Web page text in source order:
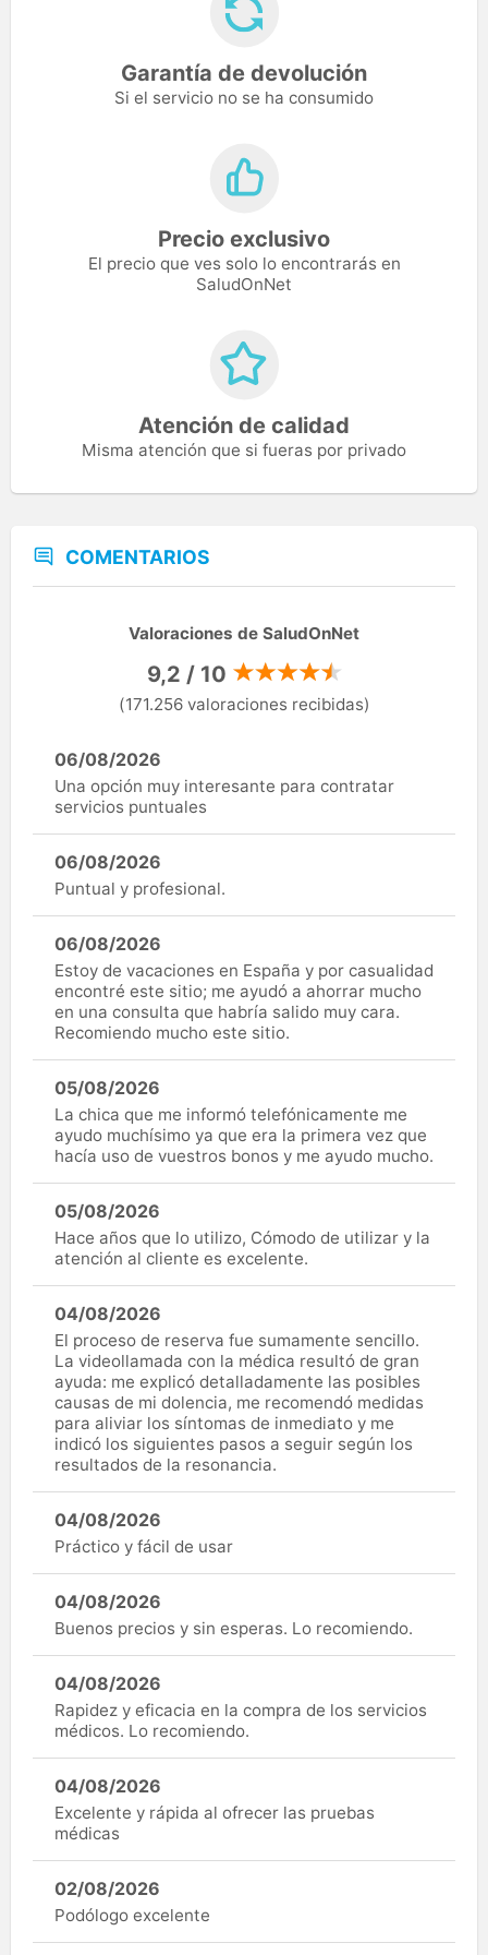
Garantía de devolución
Si el servicio no se ha consumido
Precio exclusivo
El precio que ves solo lo encontrarás en
SaludOnNet
Atención de calidad
Misma atención que si fueras por privado
COMENTARIOS
Valoraciones de SaludOnNet
9,2 / 10
(171.256 valoraciones recibidas)
06/08/2026
Una opción muy interesante para contratar
servicios puntuales
06/08/2026
Puntual y profesional.
06/08/2026
Estoy de vacaciones en España y por casualidad
encontré este sitio; me ayudó a ahorrar mucho
en una consulta que habría salido muy cara.
Recomiendo mucho este sitio.
05/08/2026
La chica que me informó telefónicamente me
ayudo muchísimo ya que era la primera vez que
hacía uso de vuestros bonos y me ayudo mucho.
05/08/2026
Hace años que lo utilizo, Cómodo de utilizar y la
atención al cliente es excelente.
04/08/2026
El proceso de reserva fue sumamente sencillo.
La videollamada con la médica resultó de gran
ayuda: me explicó detalladamente las posibles
causas de mi dolencia, me recomendó medidas
para aliviar los síntomas de inmediato y me
indicó los siguientes pasos a seguir según los
resultados de la resonancia.
04/08/2026
Práctico y fácil de usar
04/08/2026
Buenos precios y sin esperas. Lo recomiendo.
04/08/2026
Rapidez y eficacia en la compra de los servicios
médicos. Lo recomiendo.
04/08/2026
Excelente y rápida al ofrecer las pruebas
médicas
02/08/2026
Podólogo excelente